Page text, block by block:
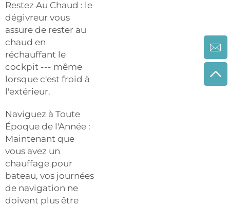
Restez Au Chaud : le
dégivreur vous
assure de rester au
chaud en
réchauffant le
cockpit --- même
lorsque c'est froid à
l'extérieur.
Naviguez à Toute
Époque de l'Année :
Maintenant que
vous avez un
chauffage pour
bateau, vos journées
de navigation ne
doivent plus être